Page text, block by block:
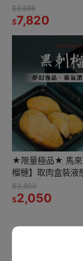
款-黑色
$8,888
$7,820
★限量極品★ 馬來
榴槤】取肉盒裝液
D200(400g/盒)
$3,800
$2,050